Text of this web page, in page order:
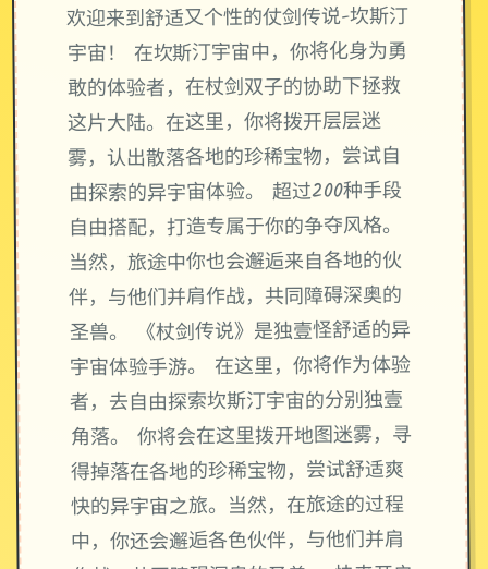
欢迎来到舒适又个性的仗剑传说-坎斯汀
宇宙！ 在坎斯汀宇宙中，你将化身为勇
敢的体验者，在杖剑双子的协助下拯救
这片大陆。在这里，你将拨开层层迷
雾，认出散落各地的珍稀宝物，尝试自
由探索的异宇宙体验。 超过200种手段
自由搭配，打造专属于你的争夺风格。
当然，旅途中你也会邂逅来自各地的伙
伴，与他们并肩作战，共同障碍深奥的
圣兽。 《杖剑传说》是独壹怪舒适的异
宇宙体验手游。 在这里，你将作为体验
者，去自由探索坎斯汀宇宙的分别独壹
角落。 你将会在这里拨开地图迷雾，寻
得掉落在各地的珍稀宝物，尝试舒适爽
快的异宇宙之旅。当然，在旅途的过程
中，你还会邂逅各色伙伴，与他们并肩